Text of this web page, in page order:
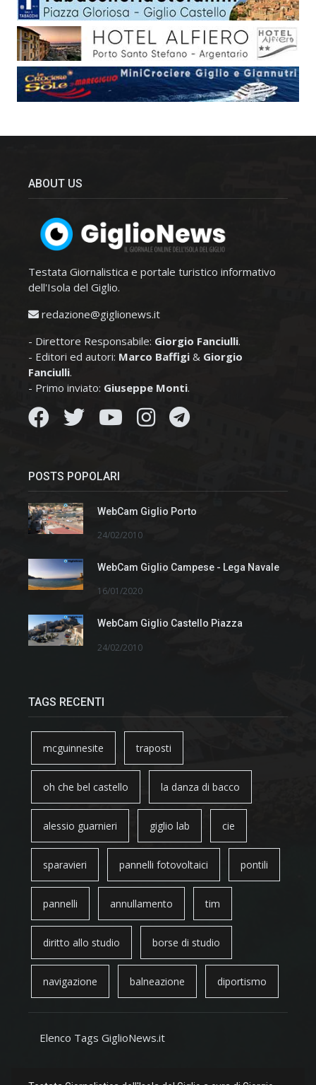
ABOUT US
Testata Giornalistica e portale turistico informativo
dell'Isola del Giglio.
redazione@giglionews.it
- Direttore Responsabile: Giorgio Fanciulli.
- Editori ed autori: Marco Baffigi & Giorgio
Fanciulli.
- Primo inviato: Giuseppe Monti.
POSTS POPOLARI
WebCam Giglio Porto
24/02/2010
WebCam Giglio Campese - Lega Navale
16/01/2020
WebCam Giglio Castello Piazza
24/02/2010
TAGS RECENTI
mcguinnesite traposti
oh che bel castello la danza di bacco
alessio guarnieri giglio lab cie
sparavieri pannelli fotovoltaici pontili
pannelli annullamento tim
diritto allo studio borse di studio
navigazione balneazione diportismo
Elenco Tags GiglioNews.it